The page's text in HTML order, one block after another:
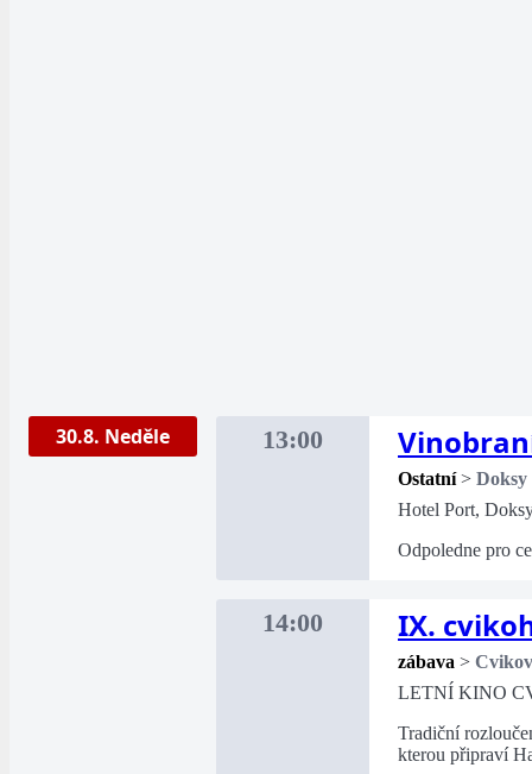
30.8. Neděle 13:00
Ostatní > Doksy
Hotel Port,
Odpoledne pro
14:00 IX.
zábava > Cvikov
LETNÍ KINO
Tradiční
kterou připraví